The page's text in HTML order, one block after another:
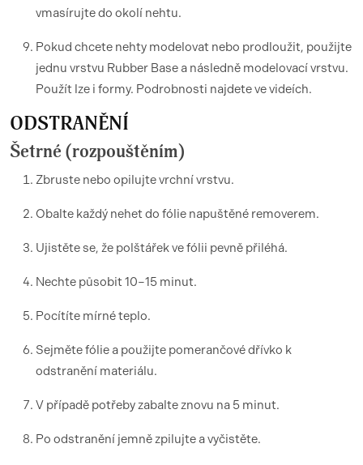
vmasírujte do okolí nehtu.
Pokud chcete nehty modelovat nebo prodloužit, použijte
jednu vrstvu Rubber Base a následně modelovací vrstvu.
Použít lze i formy. Podrobnosti najdete ve videích.
ODSTRANĚNÍ
Šetrné (rozpouštěním)
Zbruste nebo opilujte vrchní vrstvu.
Obalte každý nehet do fólie napuštěné removerem.
Ujistěte se, že polštářek ve fólii pevně přiléhá.
Nechte působit 10–15 minut.
Pocítíte mírné teplo.
Sejměte fólie a použijte pomerančové dřívko k
odstranění materiálu.
V případě potřeby zabalte znovu na 5 minut.
Po odstranění jemně zpilujte a vyčistěte.